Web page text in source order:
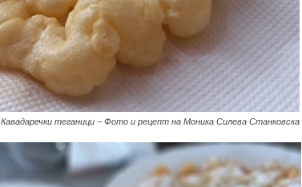
Кавадаречки теганици – Фото и рецепт на Моника Силева Станковска